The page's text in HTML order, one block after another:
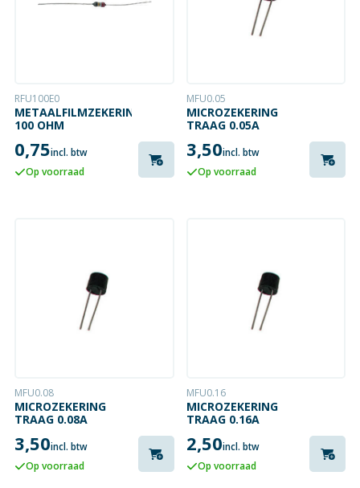
RFU100E0
METAALFILMZEKERING
100 OHM
0,75incl. btw
Op voorraad
MFU0.05
MICROZEKERING
TRAAG 0.05A
3,50incl. btw
Op voorraad
MFU0.08
MICROZEKERING
TRAAG 0.08A
3,50incl. btw
Op voorraad
MFU0.16
MICROZEKERING
TRAAG 0.16A
2,50incl. btw
Op voorraad